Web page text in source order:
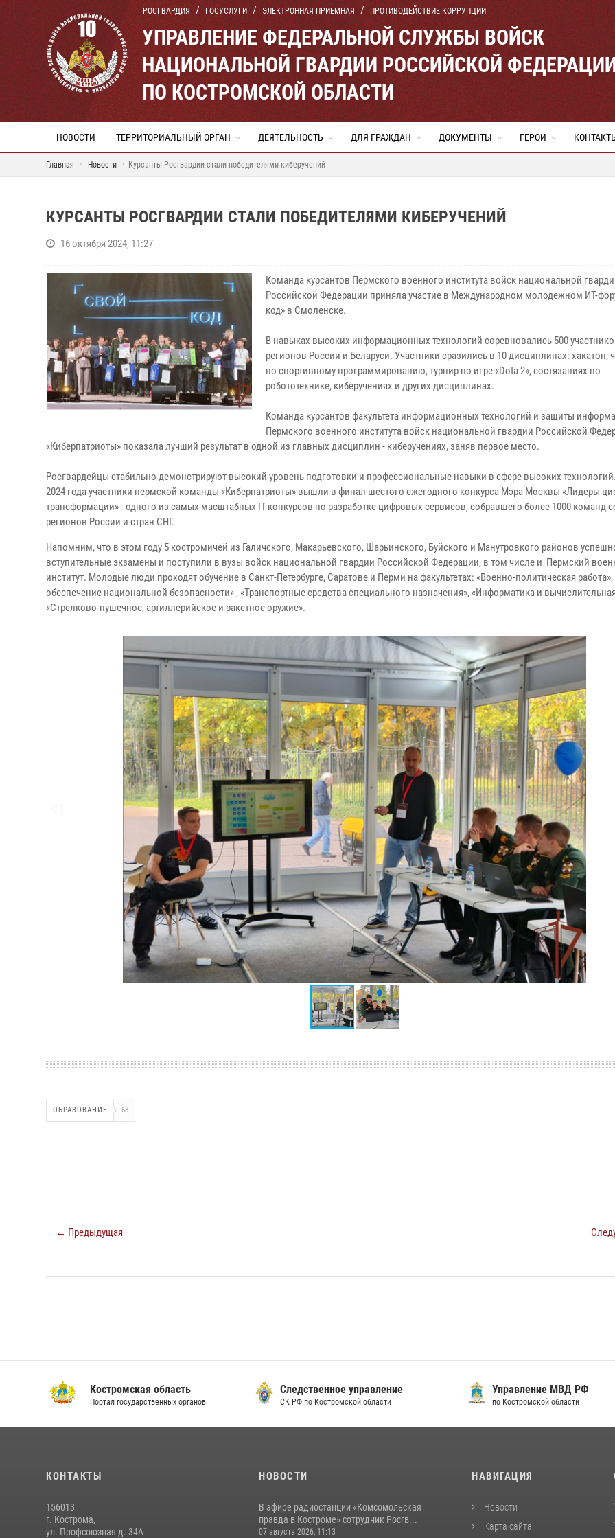
РОСГВАРДИЯ ГОСУСЛУГИ ЭЛЕКТРОННАЯ ПРИЕМНАЯ ПРОТИВОДЕЙСТВИЕ КОРРУПЦИИ
УПРАВЛЕНИЕ ФЕДЕРАЛЬНОЙ СЛУЖБЫ ВОЙСК
НАЦИОНАЛЬНОЙ ГВАРДИИ РОССИЙСКОЙ
ПО КОСТРОМСКОЙ ОБЛАСТИ
НОВОСТИ ТЕРРИТОРИАЛЬНЫЙ ОРГАН ДЕЯТЕЛЬНОСТЬ ДЛЯ ГРАЖДАН ДОКУМЕНТЫ ГЕРОИ
Главная Новости Курсанты Росгвардии стали победителями киберучений
КУРСАНТЫ РОСГВАРДИИ СТАЛИ ПОБЕДИТЕЛЯМИ КИБЕРУЧЕНИЙ
16 октября 2024, 11:27
Команда курсантов Пермского военного института войск национальной
Российской Федерации приняла участие в Международном молодежном ИТ-
код» в Смоленске.
В навыках высоких информационных технологий соревновались 500
регионов России и Беларуси. Участники сразились в 10 дисциплинах: хакатон,
по спортивному программированию, турнир по игре «Dota 2», состязаниях по
робототехнике, киберучениях и других дисциплинах.
Команда курсантов факультета информационных технологий и защиты
Пермского военного института войск национальной гвардии Российской
«Киберпатриоты» показала лучший результат в одной из главных дисциплин - киберучениях, заняв первое место.
Росгвардейцы стабильно демонстрируют высокий уровень подготовки и профессиональные навыки в сфере высоких
2024 года участники пермской команды «Киберпатриоты» вышли в финал шестого ежегодного конкурса Мэра Москвы «Лидеры
трансформации» - одного из самых масштабных IT-конкурсов по разработке цифровых сервисов, собравшего более 1000 команд
регионов России и стран СНГ.
Напомним, что в этом году 5 костромичей из Галичского, Макарьевского, Шарьинского, Буйского и Манутровкого районов
вступительные экзамены и поступили в вузы войск национальной гвардии Российской Федерации, в том числе и Пермский
институт. Молодые люди проходят обучение в Санкт-Петербурге, Саратове и Перми на факультетах: «Военно-политическая
обеспечение национальной безопасности» , «Транспортные средства специального назначения», «Информатика и
«Стрелково-пушечное, артиллерийское и ракетное оружие».
ОБРАЗОВАНИЕ 68
← Предыдущая
Костромская область
Портал государственных органов
Следственное управление
СК РФ по Костромской области
Управление МВД РФ
по Костромской области
КОНТАКТЫ
156013
г. Кострома,
ул. Профсоюзная д. 34А
НОВОСТИ
В эфире радиостанции «Комсомольская
правда в Костроме» сотрудник Росгв...
07 августа 2026, 11:13
НАВИГАЦИЯ
Новости
Карта сайта